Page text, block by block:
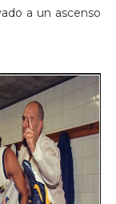
a un ascenso